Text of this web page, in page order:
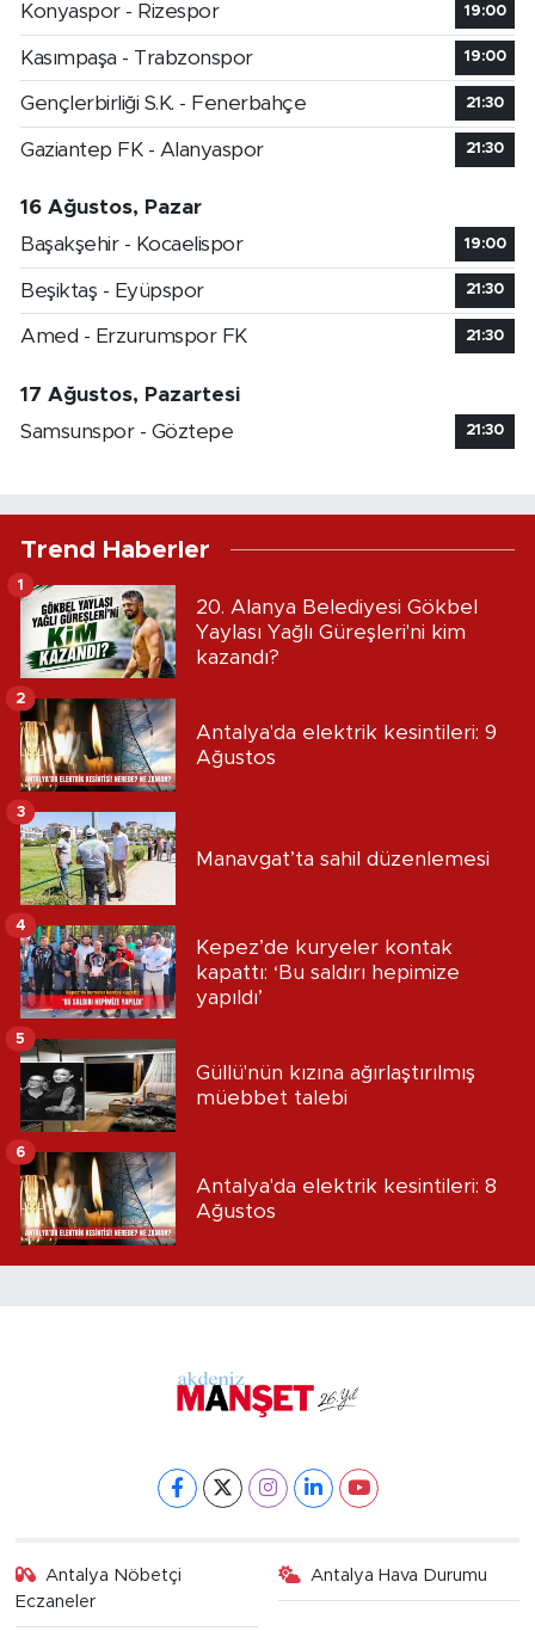
Konyaspor - Rizespor
19:00
Kasımpaşa - Trabzonspor 19:00
Gençlerbirliği S.K. - Fenerbahçe 21:30
Gaziantep FK - Alanyaspor 21:30
16 Ağustos, Pazar
Başakşehir - Kocaelispor
19:00
Beşiktaş - Eyüpspor 21:30
Amed - Erzurumspor FK 21:30
17 Ağustos, Pazartesi
Samsunspor - Göztepe
21:30
Trend Haberler
20. Alanya Belediyesi Gökbel
Yaylası Yağlı Güreşleri'ni kim
kazandı?
1
Antalya'da elektrik kesintileri: 9
Ağustos
2
Manavgat’ta sahil düzenlemesi
3
Kepez’de kuryeler kontak
kapattı: ‘Bu saldırı hepimize
yapıldı’
4
Güllü'nün kızına ağırlaştırılmış
müebbet talebi
5
Antalya'da elektrik kesintileri: 8
Ağustos
6
Antalya Nöbetçi
Eczaneler
Antalya Hava Durumu